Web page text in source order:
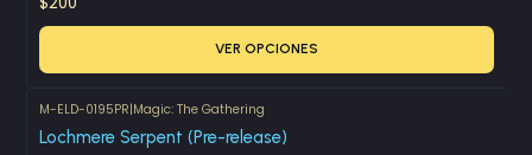
VER OPCIONES
M-ELD-0195PR|Magic: The Gathering
Lochmere Serpent (Pre-release)